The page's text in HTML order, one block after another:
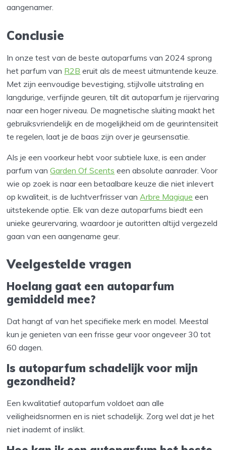
aangenamer.
Conclusie
In onze test van de beste autoparfums van 2024 sprong
het parfum van R2B eruit als de meest uitmuntende keuze.
Met zijn eenvoudige bevestiging, stijlvolle uitstraling en
langdurige, verfijnde geuren, tilt dit autoparfum je rijervaring
naar een hoger niveau. De magnetische sluiting maakt het
gebruiksvriendelijk en de mogelijkheid om de geurintensiteit
te regelen, laat je de baas zijn over je geursensatie.
Als je een voorkeur hebt voor subtiele luxe, is een ander
parfum vanGarden Of Scents een absolute aanrader. Voor
wie op zoek is naar een betaalbare keuze die niet inlevert
op kwaliteit, is de luchtverfrisser van Arbre Magique een
uitstekende optie. Elk van deze autoparfums biedt een
unieke geurervaring, waardoor je autoritten altijd vergezeld
gaan van een aangename geur.
Veelgestelde vragen
Hoelang gaat een autoparfum
gemiddeld mee?
Dat hangt af van het specifieke merk en model. Meestal
kun je genieten van een frisse geur voor ongeveer 30 tot
60 dagen.
Is autoparfum schadelijk voor mijn
gezondheid?
Een kwalitatief autoparfum voldoet aan alle
veiligheidsnormen en is niet schadelijk. Zorg wel dat je het
niet inademt of inslikt.